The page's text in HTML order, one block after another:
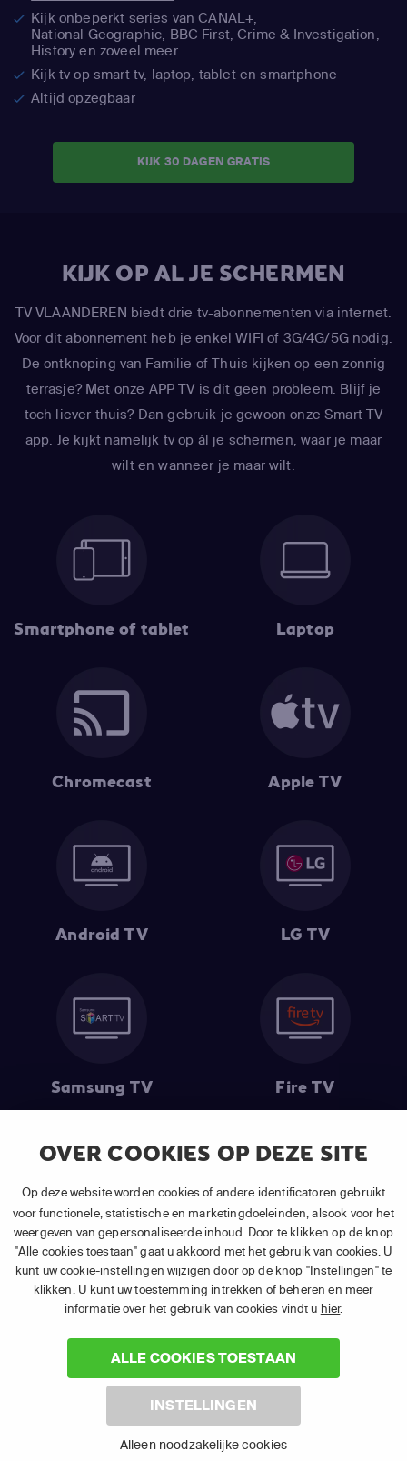
OVER COOKIES OP DEZE SITE
Op deze website worden cookies of andere identificatoren gebruikt
voor functionele, statistische en marketingdoeleinden, alsook voor het
weergeven van gepersonaliseerde inhoud. Door te klikken op de knop
"Alle cookies toestaan" gaat u akkoord met het gebruik van cookies. U
kunt uw cookie-instellingen wijzigen door op de knop "Instellingen" te
klikken. U kunt uw toestemming intrekken of beheren en meer
informatie over het gebruik van cookies vindt u hier.
ALLE COOKIES TOESTAAN
INSTELLINGEN
Alleen noodzakelijke cookies
Kijk onbeperkt series van CANAL+,
National Geographic, BBC First, Crime & Investigation,
History en zoveel meer
Kijk tv op smart tv, laptop, tablet en smartphone
Altijd opzegbaar
KIJK 30 DAGEN GRATIS
KIJK OP AL JE SCHERMEN
TV VLAANDEREN biedt drie tv-abonnementen via internet.
Voor dit abonnement heb je enkel WIFI of 3G/4G/5G nodig.
De ontknoping van Familie of Thuis kijken op een zonnig
terrasje? Met onze APP TV is dit geen probleem. Blijf je
toch liever thuis? Dan gebruik je gewoon onze Smart TV
app. Je kijkt namelijk tv op ál je schermen, waar je maar
wilt en wanneer je maar wilt.
Smartphone of tablet Laptop
Chromecast Apple TV
Android TV LG TV
Samsung TV Fire TV
(1) De eerste 30 dagen gratis: Geldig op alle nieuwe abonnementen
van APP TV Light, Basic of Plus.
(2) Prijs abonnement : Incl. BTW.
(3) Restart & Replayis beschikbaar voorvolgende zendersafhankelijk
van je gekozen pakket.
2026 Canal+ Luxembourg S. à r.l. - Alle rechten voorbehouden. TV
VLAANDEREN® is een merk gebruikt onder licentie door Canal+
Luxembourg S. à r.l. Maatschappelijke zetel: Rue Albert Borschette 4,
L-1246 Luxembourg R.C.S. Luxembourg : B 87.905